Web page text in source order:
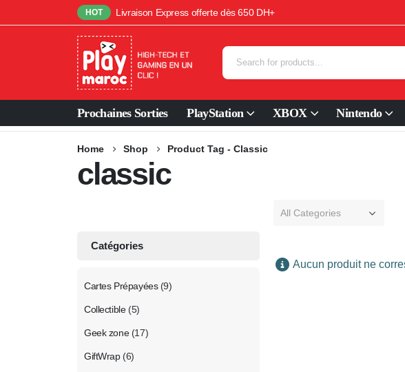
HOT Livraison Express offerte dès 650 DH+
Prochaines Sorties PlayStation XBOX Nintendo
Home Shop Product Tag - Classic
classic
All Categories
Aucun produit ne
Catégories
Cartes Prépayées (9)
Collectible (5)
Geek zone (17)
GiftWrap (6)